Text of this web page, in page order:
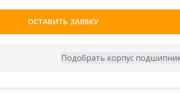
ОСТАВИТЬ ЗАЯВКУ